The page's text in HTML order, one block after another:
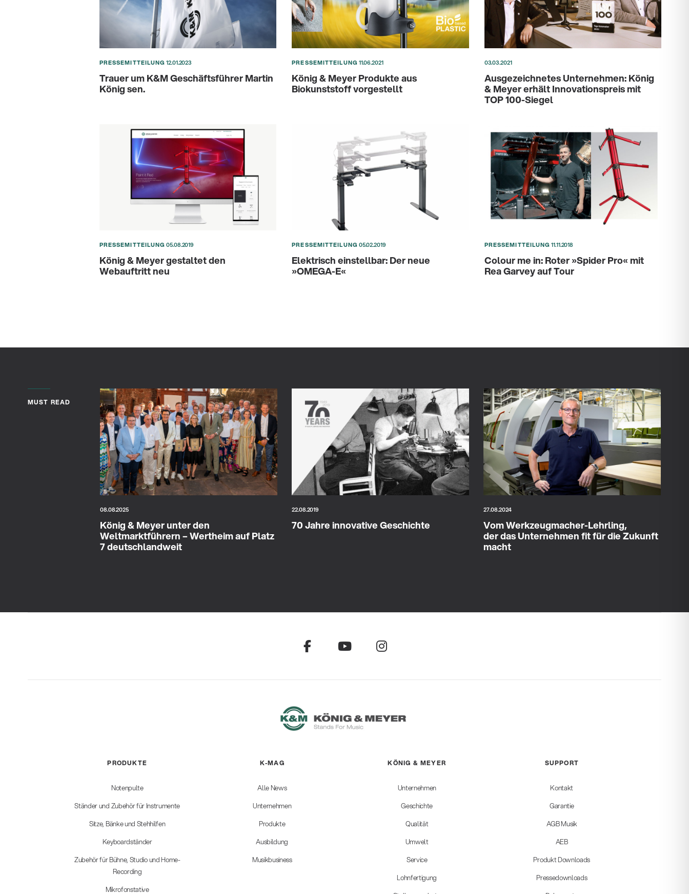
PRESSEMITTEILUNG12.01.2023
Trauer um K&M Geschäftsführer Martin
König sen.
PRESSEMITTEILUNG11.06.2021
König & Meyer Produkte aus
Biokunststoff vorgestellt
03.03.2021
Ausgezeichnetes Unternehmen: König
& Meyer erhält Innovationspreis mit
TOP 100-Siegel
PRESSEMITTEILUNG05.08.2019
König & Meyer gestaltet den
Webauftritt neu
PRESSEMITTEILUNG05.02.2019
Elektrisch einstellbar: Der neue
»OMEGA-E«
PRESSEMITTEILUNG11.11.2018
Colour me in: Roter »Spider Pro« mit
Rea Garvey auf Tour
MUST READ
08.08.2025
König & Meyer unter den
Weltmarktführern – Wertheim auf Platz
7 deutschlandweit
22.08.2019
70 Jahre innovative Geschichte
27.08.2024
Vom Werkzeugmacher-Lehrling,
der das Unternehmen fit für die Zukunft
macht
PRODUKTE
Notenpulte
Ständer und Zubehör für Instrumente
Sitze, Bänke und Stehhilfen
Keyboardständer
Zubehör für Bühne, Studio und Home-
Recording
Mikrofonstative
K-MAG
Alle News
Unternehmen
Produkte
Ausbildung
Musikbusiness
KÖNIG & MEYER
Unternehmen
Geschichte
Qualität
Umwelt
Service
Lohnfertigung
SUPPORT
Kontakt
Garantie
AGB Musik
AEB
Produkt Downloads
Pressedownloads